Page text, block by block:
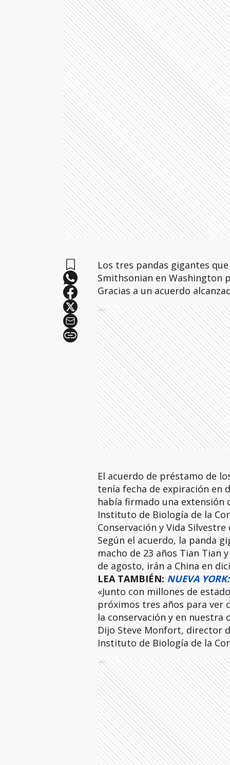
Los tres pandas gigantes
Smithsonian en Washington
Gracias a un acuerdo
Ads
El acuerdo de préstamo de
tenía fecha de expiración en
había firmado una extensión
Instituto de Biología de la
Conservación y Vida Silvestre
Según el acuerdo, la panda
macho de 23 años Tian Tian
de agosto, irán a China en
LEA TAMBIÉN: NUEVA
«Junto con millones de
próximos tres años para ver
la conservación y en nuestra
Dijo Steve Monfort, director
Instituto de Biología de la
Ads